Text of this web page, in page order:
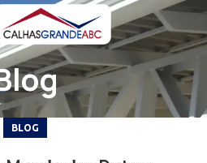
BLOG